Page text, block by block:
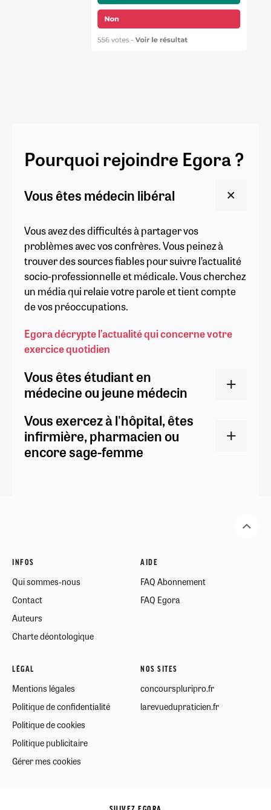
Pourquoi rejoindre Egora ?
Vous êtes médecin libéral
Vous avez des difficultés à partager vos
problèmes avec vos confrères. Vous peinez à
trouver des sources fiables pour suivre l’actualité
socio-professionnelle et médicale. Vous cherchez
un média qui relaie votre parole et tient compte
de vos préoccupations.
Egora décrypte l’actualité qui concerne votre
exercice quotidien
Vous êtes étudiant en
médecine ou jeune médecin
Vous exercez à l'hôpital, êtes
infirmière, pharmacien ou
encore sage-femme
INFOS
Qui sommes-nous
Contact
Auteurs
Charte déontologique
AIDE
FAQ Abonnement
FAQ Egora
LÉGAL
Mentions légales
Politique de confidentialité
Politique de cookies
Politique publicitaire
Gérer mes cookies
NOS SITES
concourspluripro.fr
larevuedupraticien.fr